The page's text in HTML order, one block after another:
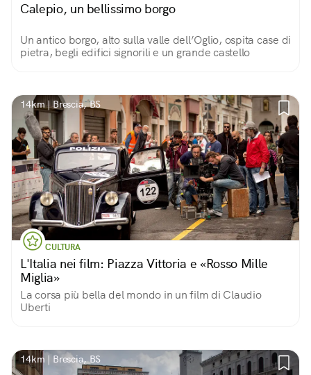
Calepio, un bellissimo borgo
Un antico borgo, alto sulla valle dell’Oglio, ospita case di
pietra, begli edifici signorili e un grande castello
14km | Brescia, BS
CULTURA
L'Italia nei film: Piazza Vittoria e «Rosso Mille
Miglia»
La corsa più bella del mondo in un film di Claudio
Uberti
14km | Brescia, BS